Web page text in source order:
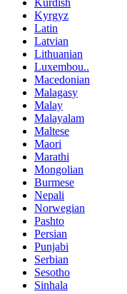
Kurdish
Kyrgyz
Latin
Latvian
Lithuanian
Luxembou..
Macedonian
Malagasy
Malay
Malayalam
Maltese
Maori
Marathi
Mongolian
Burmese
Nepali
Norwegian
Pashto
Persian
Punjabi
Serbian
Sesotho
Sinhala